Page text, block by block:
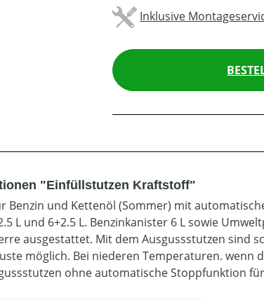
Inklusive
"Einfüllstutzen Kraftstoff"
Benzin und Kettenöl (Sommer) mit
L und 6+2.5 L. Benzinkanister 6 L sowie
ausgestattet. Mit dem Ausgussstutzen sind
möglich. Bei niederen Temperaturen. wenn
ohne automatische Stoppfunktion